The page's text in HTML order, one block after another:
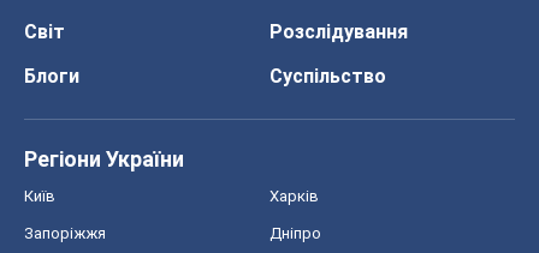
Світ
Розслідування
Блоги
Суспільство
Регіони України
Київ Харків
Запоріжжя Дніпро